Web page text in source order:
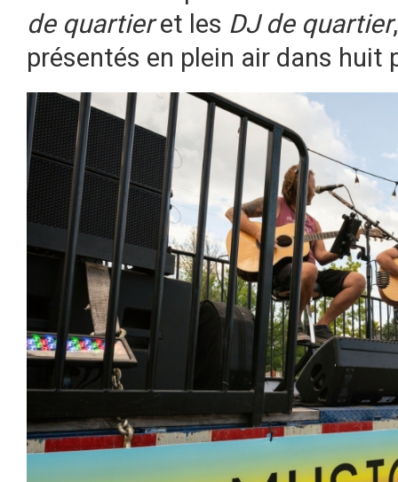
de quartieret les DJ de quartier
présentés en plein air dans huit